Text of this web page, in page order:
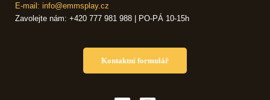
E-mail: info@emmsplay.cz
Zavolejte nám: +420 777 981 988 | PO-PÁ 10-15h
Kontaktní formulář